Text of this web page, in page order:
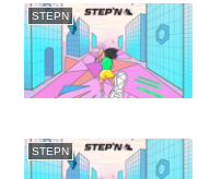
STEPN
STEPN